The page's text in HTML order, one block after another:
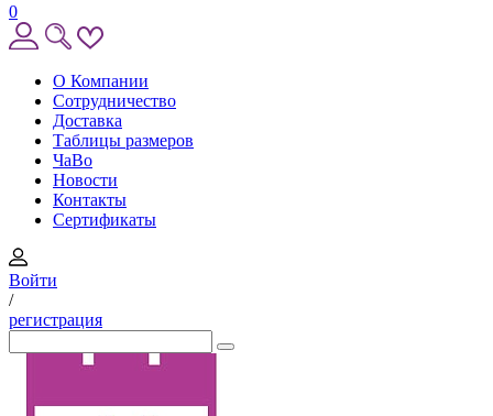
0
О Компании
Сотрудничество
Доставка
Таблицы размеров
ЧаВо
Новости
Контакты
Сертификаты
Войти
/
регистрация